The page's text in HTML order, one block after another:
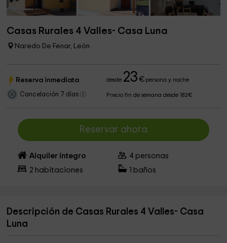
Casas Rurales 4 Valles- Casa Luna
Naredo De Fenar, León
Reserva inmediata desde 23 €persona y noche
Cancelación 7 días Precio fin de semana desde 182€
Reservar ahora
Alquiler íntegro 4 personas
2 habitaciones baños
Descripción de Casas Rurales 4 Valles- Casa
Luna